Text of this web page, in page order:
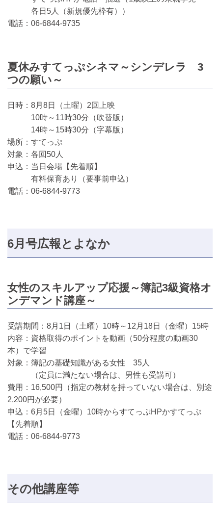
各日5人（新規優先枠有））
電話：06-6844-9735
夏休みすてっぷシネマ～シンデレラ 3
つの願い～
日時：8月8日（土曜）2回上映
10時～11時30分（吹替版）
14時～15時30分（字幕版）
場所：すてっぷ
対象：各回50人
申込：当日会場【先着順】
有料保育あり（要事前申込）
電話：06-6844-9773
6月号広報とよなか
女性のスキルアップ応援～簿記3級資格オ
ンデマンド講座～
受講期間：8月1日（土曜）10時～12月18日（金曜）15時
内容：資格取得のポイントを動画（50分程度の動画30
本）で学習
対象：簿記の基礎知識がある女性 35人
（定員に満たない場合は、男性も受講可）
費用：16,500円（指定の教材を持っていない場合は、別途
2,200円が必要）
申込：6月5日（金曜）10時からすてっぷHPかすてっぷ
【先着順】
電話：06-6844-9773
その他講座等